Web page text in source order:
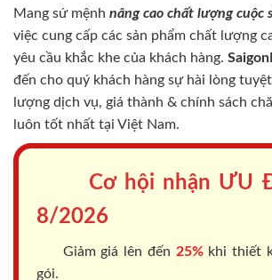
Mang sứ mệnh nâng cao chất lượng cuộc
việc cung cấp các sản phẩm chất lượng
yêu cầu khắc khe của khách hàng.
đến cho quý khách hàng sự hài lòng
lượng dịch vụ, giá thành & chính sách
luôn tốt nhất tại Việt Nam.
Cơ hội nhận ƯU
8/2026
Giảm giá lên đến 25%khi thiết
gói.